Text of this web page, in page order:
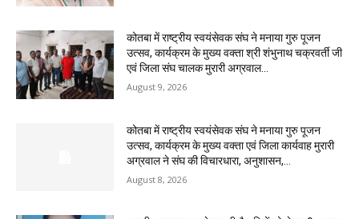
कोतबा में राष्ट्रीय स्वयंसेवक संघ ने मनाया गुरु पूजन
उत्सव, कार्यक्रम के मुख्य वक्ता श्री शंभुनाथ चक्रवर्ती जी
एवं जिला संघ चालक मुरारी अग्रवाल...
August 9, 2026
कोतबा में राष्ट्रीय स्वयंसेवक संघ ने मनाया गुरु पूजन
उत्सव, कार्यक्रम के मुख्य वक्ता एवं जिला कार्यवाह मुरारी
अग्रवाल ने संघ की विचारधारा, अनुशासन,...
August 8, 2026